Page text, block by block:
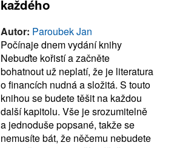
každého
Autor: Paroubek Jan
Počínaje dnem vydání knihy
Nebuďte kořistí a začněte
bohatnout už neplatí, že je literatura
o financích nudná a složitá. S touto
knihou se budete těšit na každou
další kapitolu. Vše je srozumitelně
a jednoduše popsané, takže se
nemusíte bát, že něčemu nebudete